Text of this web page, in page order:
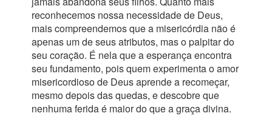
reconhecemos nossa necessidade de Deus,
mais compreendemos que a misericórdia não é
apenas um de seus atributos, mas o palpitar do
seu coração. É nela que a esperança encontra
seu fundamento, pois quem experimenta o amor
misericordioso de Deus aprende a recomeçar,
mesmo depois das quedas, e descobre que
nenhuma ferida é maior do que a graça divina.